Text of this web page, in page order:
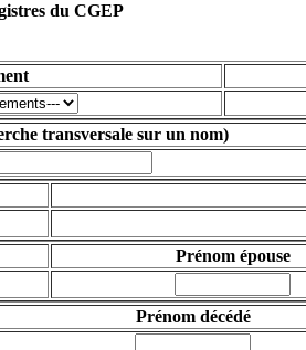
du CGEP
transversale sur un nom)
Prénom épouse
Prénom décédé